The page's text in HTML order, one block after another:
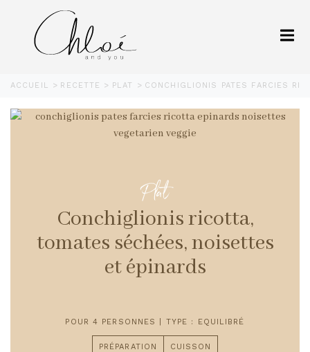
ACCUEIL RECETTE PLAT CONCHIGLIONIS PATES FARCIES
Plat
Conchiglionis ricotta,
tomates séchées, noisettes
et épinards
POUR 4 PERSONNES | TYPE : EQUILIBRÉ
PRÉPARATION CUISSON